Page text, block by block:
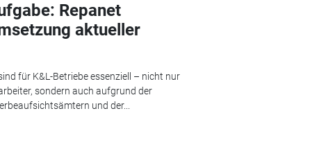
Repanet
aktueller
für K&L-Betriebe essenziell – nicht nur
sondern auch aufgrund der
und der...